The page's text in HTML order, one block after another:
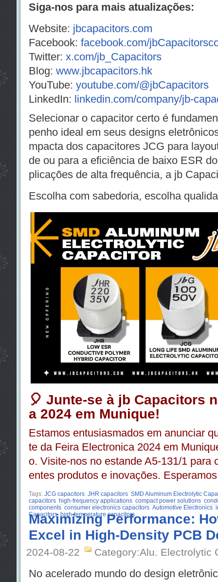
Siga-nos para mais atualizações:
Website: jbcapacitors.com
Facebook: facebook.com/
Twitter: x.com/jb_Capacitors
Blog: www.jbcapacitors.hk
YouTube: youtube.com/@jbCapacitors
LinkedIn: linkedin.com/company/jb-
Selecionar o capacitor certo é
penho ideal em seus designs
mpacta dos capacitores JCG para
de ou para a eficiência de baixo ESR
plicações de alta frequência, a jb
Escolha com sabedoria, escolha
🎈 Junte-se à jb Capacitors
a 2024 em Munique!
Estamos entusiasmados em anunciar
te da Feira Electronica 2024 em
o. Visite-nos no estande A5-131/1 para
entes produtos e inovações.
Tags: JCG capacitors JHR capacitors SMD Aluminum Electrolytic
capacitors high-frequency applications compact power solutions
components consumer electronics capacitors Automotive Electronics
Capacitors high-temperature capacitors
Maximizing Performance:
Excel in High-Density PCB
2024-08-22 Category:Alu. Electrolytic
No acelerado mundo do design